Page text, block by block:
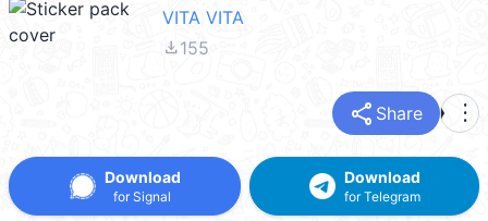
VITA VITA
file_download155
share Share more_vert
Download
for Signal
Download
for Telegram